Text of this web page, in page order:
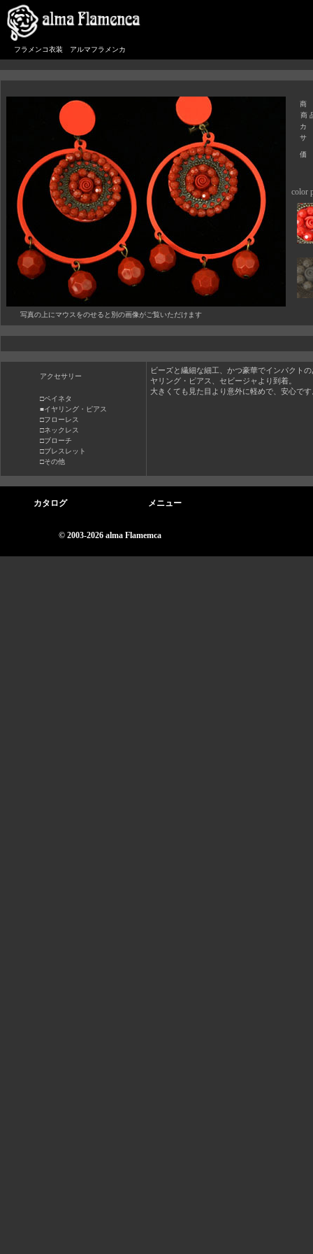
フラメンコ衣装 アルマフラメンカ
写真の上にマウスをのせると別の画像がご覧いただけます
商
商
カ
サ
color
アクセサリー
□ペイネタ
■イヤリング・ピアス
□フローレス
□ネックレス
□ブローチ
□ブレスレット
□その他
ビーズと繊細な細工、かつ豪華でインパクト
ヤリング・ピアス、セビージャより到着。
大きくても見た目より意外に軽めで、安心です
カタログ メニュー
© 2003-2026 alma Flamemca